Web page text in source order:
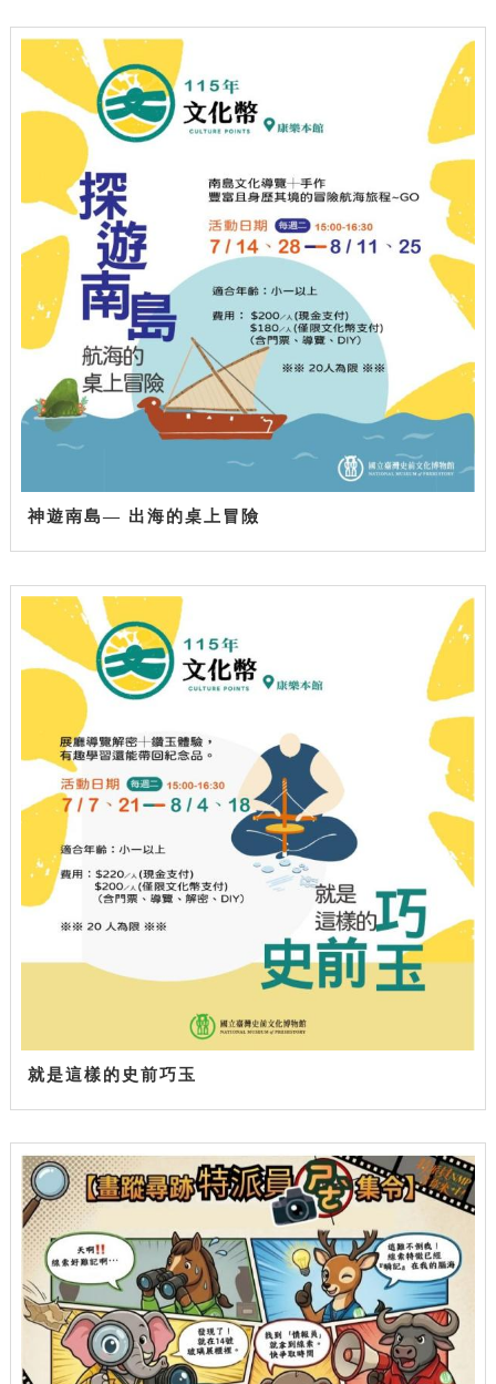
神遊南島— 出海的桌上冒險
就是這樣的史前巧玉